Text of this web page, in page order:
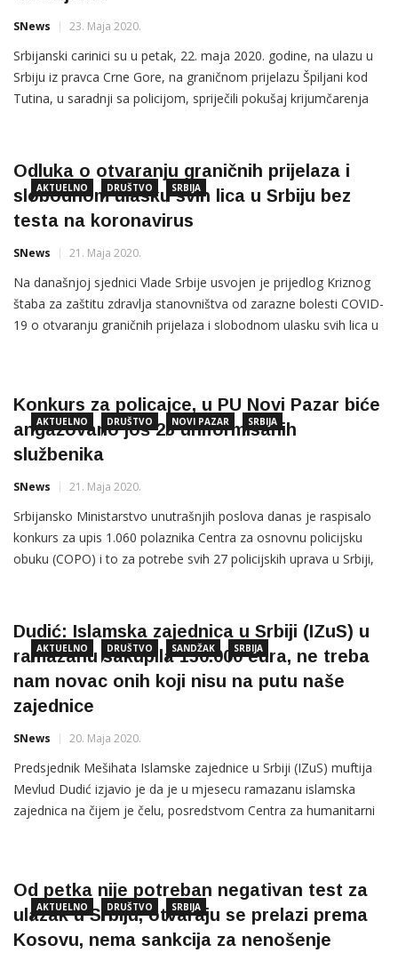
SNews 23. Maja 2020.
Srbijanski carinici su u petak, 22. maja 2020. godine, na ulazu u
Srbiju iz pravca Crne Gore, na graničnom prijelazu Špiljani kod
Tutina, u saradnji sa policijom, spriječili pokušaj krijumčarenja
pristigao luksuzni mercedes turskih registarskih oznaka
AKTUELNO DRUŠTVO SRBIJA
Odluka o otvaranju graničnih prijelaza i
slobodnom ulasku svih lica u Srbiju bez
testa na koronavirus
SNews 21. Maja 2020.
Na današnjoj sjednici Vlade Srbije usvojen je prijedlog Kriznog
štaba za zaštitu zdravlja stanovništva od zarazne bolesti COVID-
19 o otvaranju graničnih prijelaza i slobodnom ulasku svih lica u
AKTUELNO DRUŠTVO NOVI PAZAR SRBIJA
Konkurs za policajce, u PU Novi Pazar biće
angažovano još 25 uniformisanih
službenika
SNews 21. Maja 2020.
Srbijansko Ministarstvo unutrašnjih poslova danas je raspisalo
konkurs za upis 1.060 polaznika Centra za osnovnu policijsku
obuku (COPO) i to za potrebe svih 27 policijskih uprava u Srbiji,
osposoblјavati za obavlјanje poslova i zadataka uniformisanog
AKTUELNO DRUŠTVO SANDŽAK SRBIJA
Dudić: Islamska zajednica u Srbiji (IZuS) u
ramazanu sakupila 150.000 eura, ne treba
nam novac onih koji nisu na putu naše
zajednice
SNews 20. Maja 2020.
Predsjednik Mešihata Islamske zajednice u Srbiji (IZuS) muftija
Mevlud Dudić izjavio je da je u mjesecu ramazanu islamska
zajednica na čijem je čelu, posredstvom Centra za humanitarni
AKTUELNO DRUŠTVO SRBIJA
Od petka nije potreban negativan test za
ulazak u Srbiju, otvaraju se prelazi prema
Kosovu, nema sankcija za nenošenje